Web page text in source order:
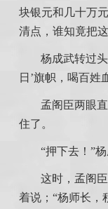
块银元和几十万
清点，谁知竟把
杨成武转过
日’旗帜，喝百姓
孟阁臣两眼
住了。
“押下去！”
这时，孟阁
着说；“杨师长